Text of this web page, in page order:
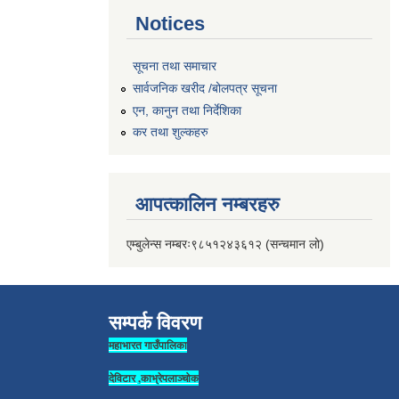
Notices
सूचना तथा समाचार
सार्वजनिक खरीद /बोलपत्र सूचना
एन, कानुन तथा निर्देशिका
कर तथा शुल्कहरु
आपत्कालिन नम्बरहरु
एम्बुलेन्स नम्बरः९८५१२४३६१२ (सन्चमान लो)
सम्पर्क विवरण
महाभारत गाउँपालिका
देविटार ,काभ्रेपलाञ्चोक